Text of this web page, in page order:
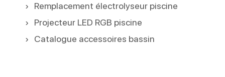
Remplacement électrolyseur piscine
Projecteur LED RGB piscine
Catalogue accessoires bassin